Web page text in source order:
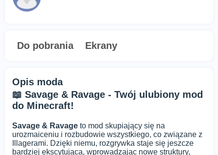
Do pobrania Ekrany
Opis moda
📖 Savage & Ravage - Twój ulubiony mod
do Minecraft!
Savage & Ravage to mod skupiający się na
urozmaiceniu i rozbudowie wszystkiego, co związane z
Illagerami. Dzięki niemu, rozgrywka staje się jeszcze
bardziej ekscytująca, wprowadzając nowe struktury,